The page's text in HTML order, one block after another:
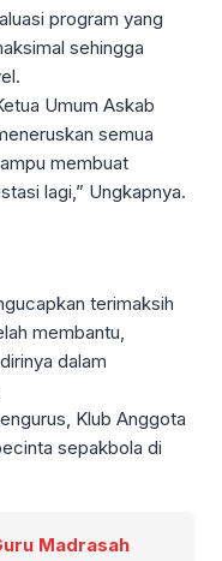
program yang
sehingga
Umum Askab
semua
membuat
lagi,” Ungkapnya.
terimaksih
membantu,
dalam
Klub Anggota
sepakbola di
Madrasah